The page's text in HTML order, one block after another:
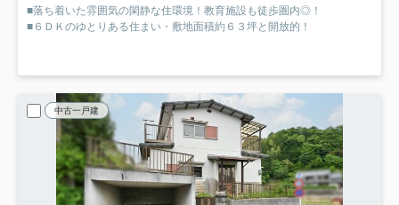
■落ち着いた雰囲気の閑静な住環境！教育施設も徒歩圏内◎！
■６ＤＫのゆとりある住まい・敷地面積約６３坪と開放的！
中古一戸建